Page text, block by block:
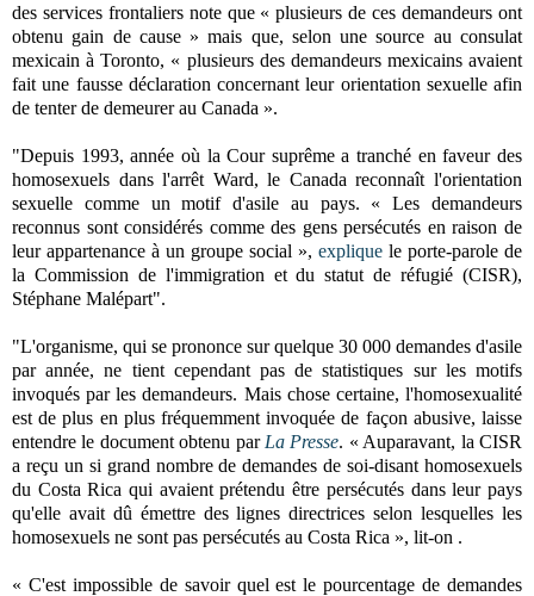
des services frontaliers note que « plusieurs de ces demandeurs ont
obtenu gain de cause » mais que, selon une source au consulat
mexicain à Toronto, « plusieurs des demandeurs mexicains avaient
fait une fausse déclaration concernant leur orientation sexuelle afin
de tenter de demeurer au Canada ».
"Depuis 1993, année où la Cour suprême a tranché en faveur des
homosexuels dans l'arrêt Ward, le Canada reconnaît l'orientation
sexuelle comme un motif d'asile au pays. « Les demandeurs
reconnus sont considérés comme des gens persécutés en raison de
leur appartenance à un groupe social », explique le porte-parole de
la Commission de l'immigration et du statut de réfugié (CISR),
Stéphane Malépart".
"L'organisme, qui se prononce sur quelque 30 000 demandes d'asile
par année, ne tient cependant pas de statistiques sur les motifs
invoqués par les demandeurs. Mais chose certaine, l'homosexualité
est de plus en plus fréquemment invoquée de façon abusive, laisse
entendre le document obtenu par La Presse. « Auparavant, la CISR
a reçu un si grand nombre de demandes de soi-disant homosexuels
du Costa Rica qui avaient prétendu être persécutés dans leur pays
qu'elle avait dû émettre des lignes directrices selon lesquelles les
homosexuels ne sont pas persécutés au Costa Rica », lit-on .
« C'est impossible de savoir quel est le pourcentage de demandes